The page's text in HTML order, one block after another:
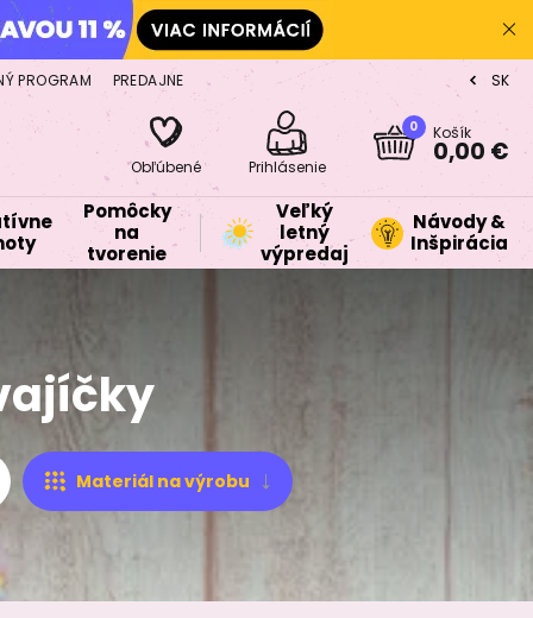
PROGRAM PREDAJNE CZ
SK
Obľúbené Prihlásenie
0 Košík
0,00 €
Pomôcky
na
tvorenie
Veľký
letný
výpredaj
Návody &
Inšpirácia
Materiál na výrobu